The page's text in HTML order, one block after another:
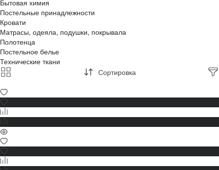
Бытовая химия
Постельные принадлежности
Кровати
Матрасы, одеяла, подушки, покрывала
Полотенца
Постельное белье
Технические ткани
Сортировка